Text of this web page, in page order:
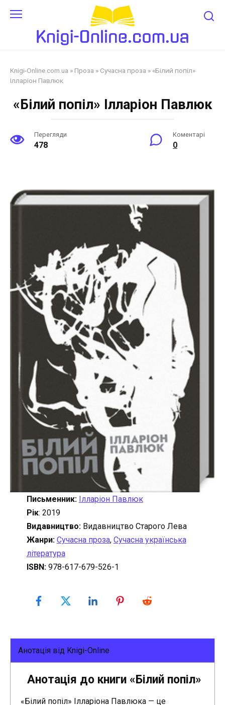
Knigi-Online.com.ua » Проза » Сучасна проза » «Білий попіл»
Ілларіон Павлюк
«Білий попіл» Ілларіон Павлюк
Перегляди
478
Коментарі
0
Письменник: Ілларіон Павлюк
Рік: 2019
Видавництво:Видавництво Старого Лева
Жанри: Сучасна проза, Сучасна українська
література
ISBN:978-617-679-526-1
Анотація від Knigi-Online
Анотація до книги «Білий попіл»
«Білий попіл» Ілларіона Павлюка — це